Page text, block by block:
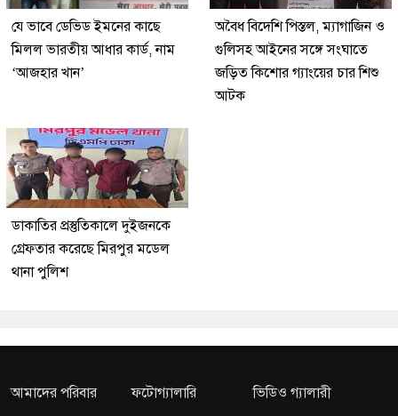
যে ভাবে ডেভিড ইমনের কাছে
মিলল ভারতীয় আধার কার্ড, নাম
‘আজহার খান’
অবৈধ বিদেশি পিস্তল, ম্যাগাজিন ও
গুলিসহ আইনের সঙ্গে সংঘাতে
জড়িত কিশোর গ্যাংয়ের চার শিশু
আটক
ডাকাতির প্রস্তুতিকালে দুইজনকে
গ্রেফতার করেছে মিরপুর মডেল
থানা পুলিশ
আমাদের পরিবার ফটোগ্যালারি ভিডিও গ্যালারী